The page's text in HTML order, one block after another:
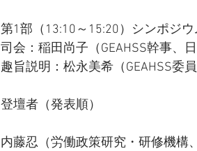
第1部（13:10～15:20）シンポジウ
司会：稲田尚子（GEAHSS幹事、
趣旨説明：松永美希（GEAHSS委
登壇者（発表順）
内藤忍（労働政策研究・研修機構